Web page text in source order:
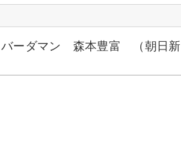
バーダマン 森本豊富 （朝日新